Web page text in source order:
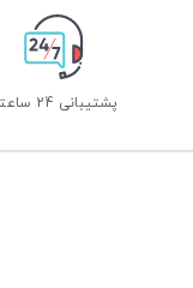
پشتیبانی 24 ساعته